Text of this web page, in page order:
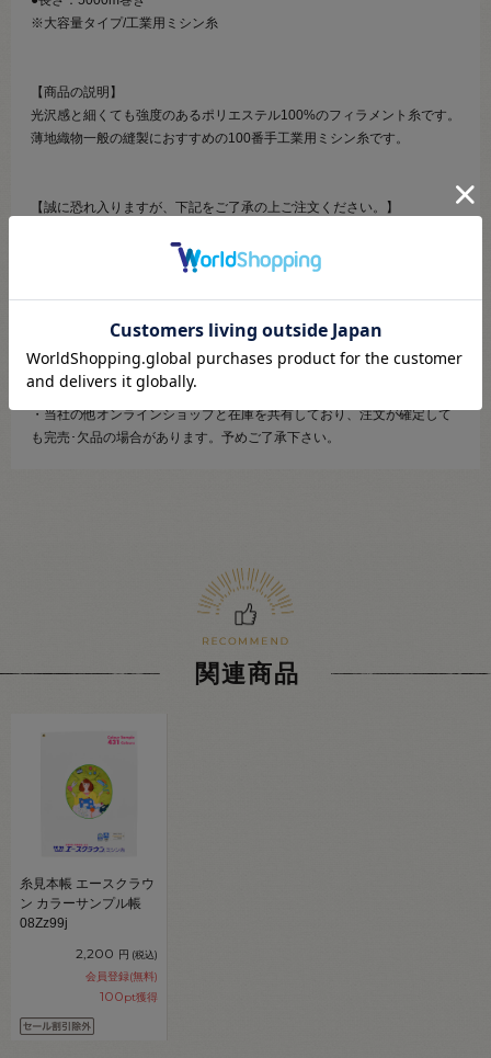
※大容量タイプ/工業用ミシン糸
【商品の説明】
光沢感と細くても強度のあるポリエステル100%のフィラメント糸です。
薄地織物一般の縫製におすすめの100番手工業用ミシン糸です。
【誠に恐れ入りますが、下記をご了承の上ご注文ください。】
・画像のお色はディスプレイや視覚環境等により、実際の色とはかなり
誤差がある場合がございます。あくまで目安としてご参照ください。
・必ず商品名の色番号と番手（糸の太さ）をご確認の上、ご注文くださ
・お手持ちの生地に合う色をお探しの場合は、色見本帳にてご確認いた
だく事をおすすめ致します。
・当社の他オンラインショップと在庫を共有しており、注文が確定して
も完売･欠品の場合があります。予めご了承下さい。
関連商品
糸見本帳 エースクラウ
ン カラーサンプル帳
08Zz99j
2,200 円 (税込)
会員登録(無料)
100pt獲得